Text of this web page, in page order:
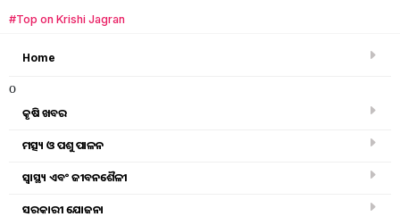
#Top on Krishi Jagran
Home
o
କୃଷି ଖବର
ମତ୍ସ୍ୟ ଓ ପଶୁ ପାଳନ
ସ୍ୱାସ୍ଥ୍ୟ ଏବଂ ଜୀବନଶୈଳୀ
ସରକାରୀ ଯୋଜନା
କୃଷି ଖବର